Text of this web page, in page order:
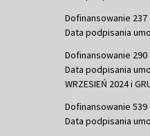
Dofinansowanie 237
Data podpisania
Dofinansowanie 290
Data podpisania
WRZESIEŃ 2024 i
Dofinansowanie 539
Data podpisania